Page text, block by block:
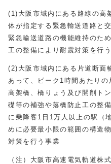
(1)大阪市域内にある路線の高
体が指定する緊急輸送道路と
緊急輸送道路の機能維持のた
工の整備により耐震対策を行
(2)大阪市域内にある片道断面
あって、ピーク1時間あたり
高架橋、橋りょう及び開削ト
礎等の補強や落橋防止工の整
に乗降客1日1万人以上の駅（
めに必要最小限の範囲の構造
対策を行う事業
（注）大阪市高速電気軌道株